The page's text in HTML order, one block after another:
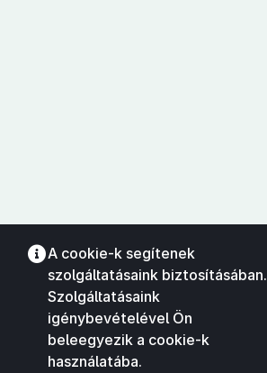
A cookie-k segítenek
szolgáltatásaink biztosításában.
Szolgáltatásaink
igénybevételével Ön
beleegyezik a cookie-k
használatába.